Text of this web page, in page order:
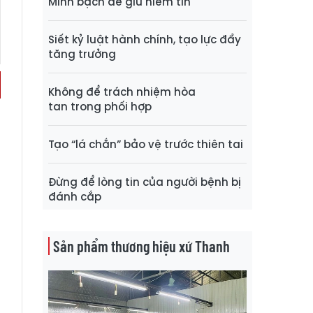
Siết kỷ luật hành chính, tạo lực đẩy
tăng trưởng
Không để trách nhiệm hòa
tan trong phối hợp
Tạo “lá chắn” bảo vệ trước thiên tai
Đừng để lòng tin của người bệnh bị
đánh cắp
Sản phẩm thương hiệu xứ Thanh